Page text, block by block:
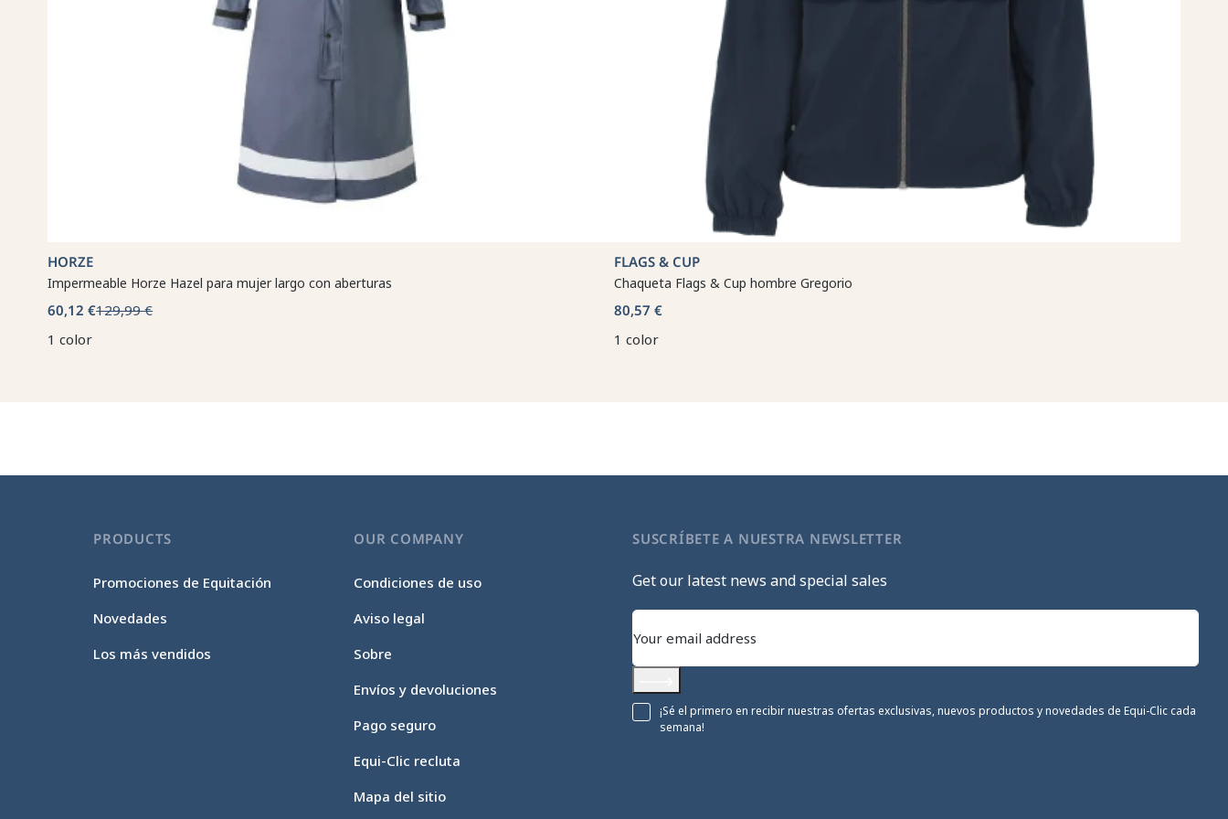
HORZE
Impermeable Horze Hazel para mujer largo con aberturas
60,12 €129,99 €
1 color
FLAGS & CUP
Chaqueta Flags & Cup hombre Gregorio
80,57 €
1 color
PRODUCTS
Promociones de Equitación
Novedades
Los más vendidos
OUR COMPANY
Condiciones de uso
Aviso legal
Sobre
Envíos y devoluciones
Pago seguro
Equi-Clic recluta
Mapa del sitio
SUSCRÍBETE A NUESTRA NEWSLETTER
Get our latest news and special sales
Subscribe
¡Sé el primero en recibir nuestras ofertas exclusivas, nuevos productos y novedades de Equi-Clic cada
semana!